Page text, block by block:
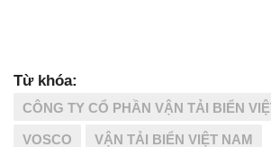
Từ khóa:
CÔNG TY CỔ PHẦN VẬN TẢI BIỂN
VOSCO VẬN TẢI BIỂN VIỆT NAM